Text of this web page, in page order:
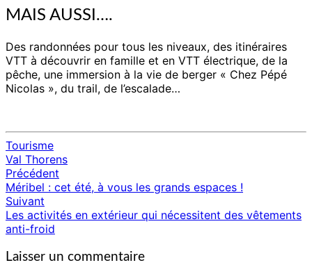
MAIS AUSSI….
Des randonnées pour tous les niveaux, des itinéraires
VTT à découvrir en famille et en VTT électrique, de la
pêche, une immersion à la vie de berger « Chez Pépé
Nicolas », du trail, de l’escalade…
Tourisme
Val Thorens
Navigation
d'article
Précédent
Méribel : cet été, à vous les grands espaces !
Suivant
Les activités en extérieur qui nécessitent des vêtements
anti-froid
Laisser un commentaire